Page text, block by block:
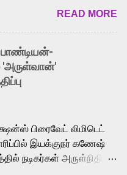
from cult He-Man fans
an exciting glimpse
the recently
has also generated
Tamil audiences.
buzz is the film’s
He-Man. Known for
like “Behene De” from
from Ghajini, and
READ MORE
பாண்டியன்-
'அருள்வான்'
பிரைவேட் லிமிடெட்
இயக்குநர் கணேஷ்
நடிகர்கள் அருள்நிதி -